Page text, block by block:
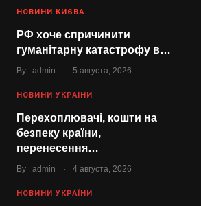
НОВИНИ КИЄВА
РФ хоче спричинити
гуманітарну катастрофу в…
By admin . 5 августа, 2026
НОВИНИ УКРАЇНИ
Перехоплювачі, кошти на
безпеку країни,
перенесення…
By admin . 4 августа, 2026
НОВИНИ УКРАЇНИ